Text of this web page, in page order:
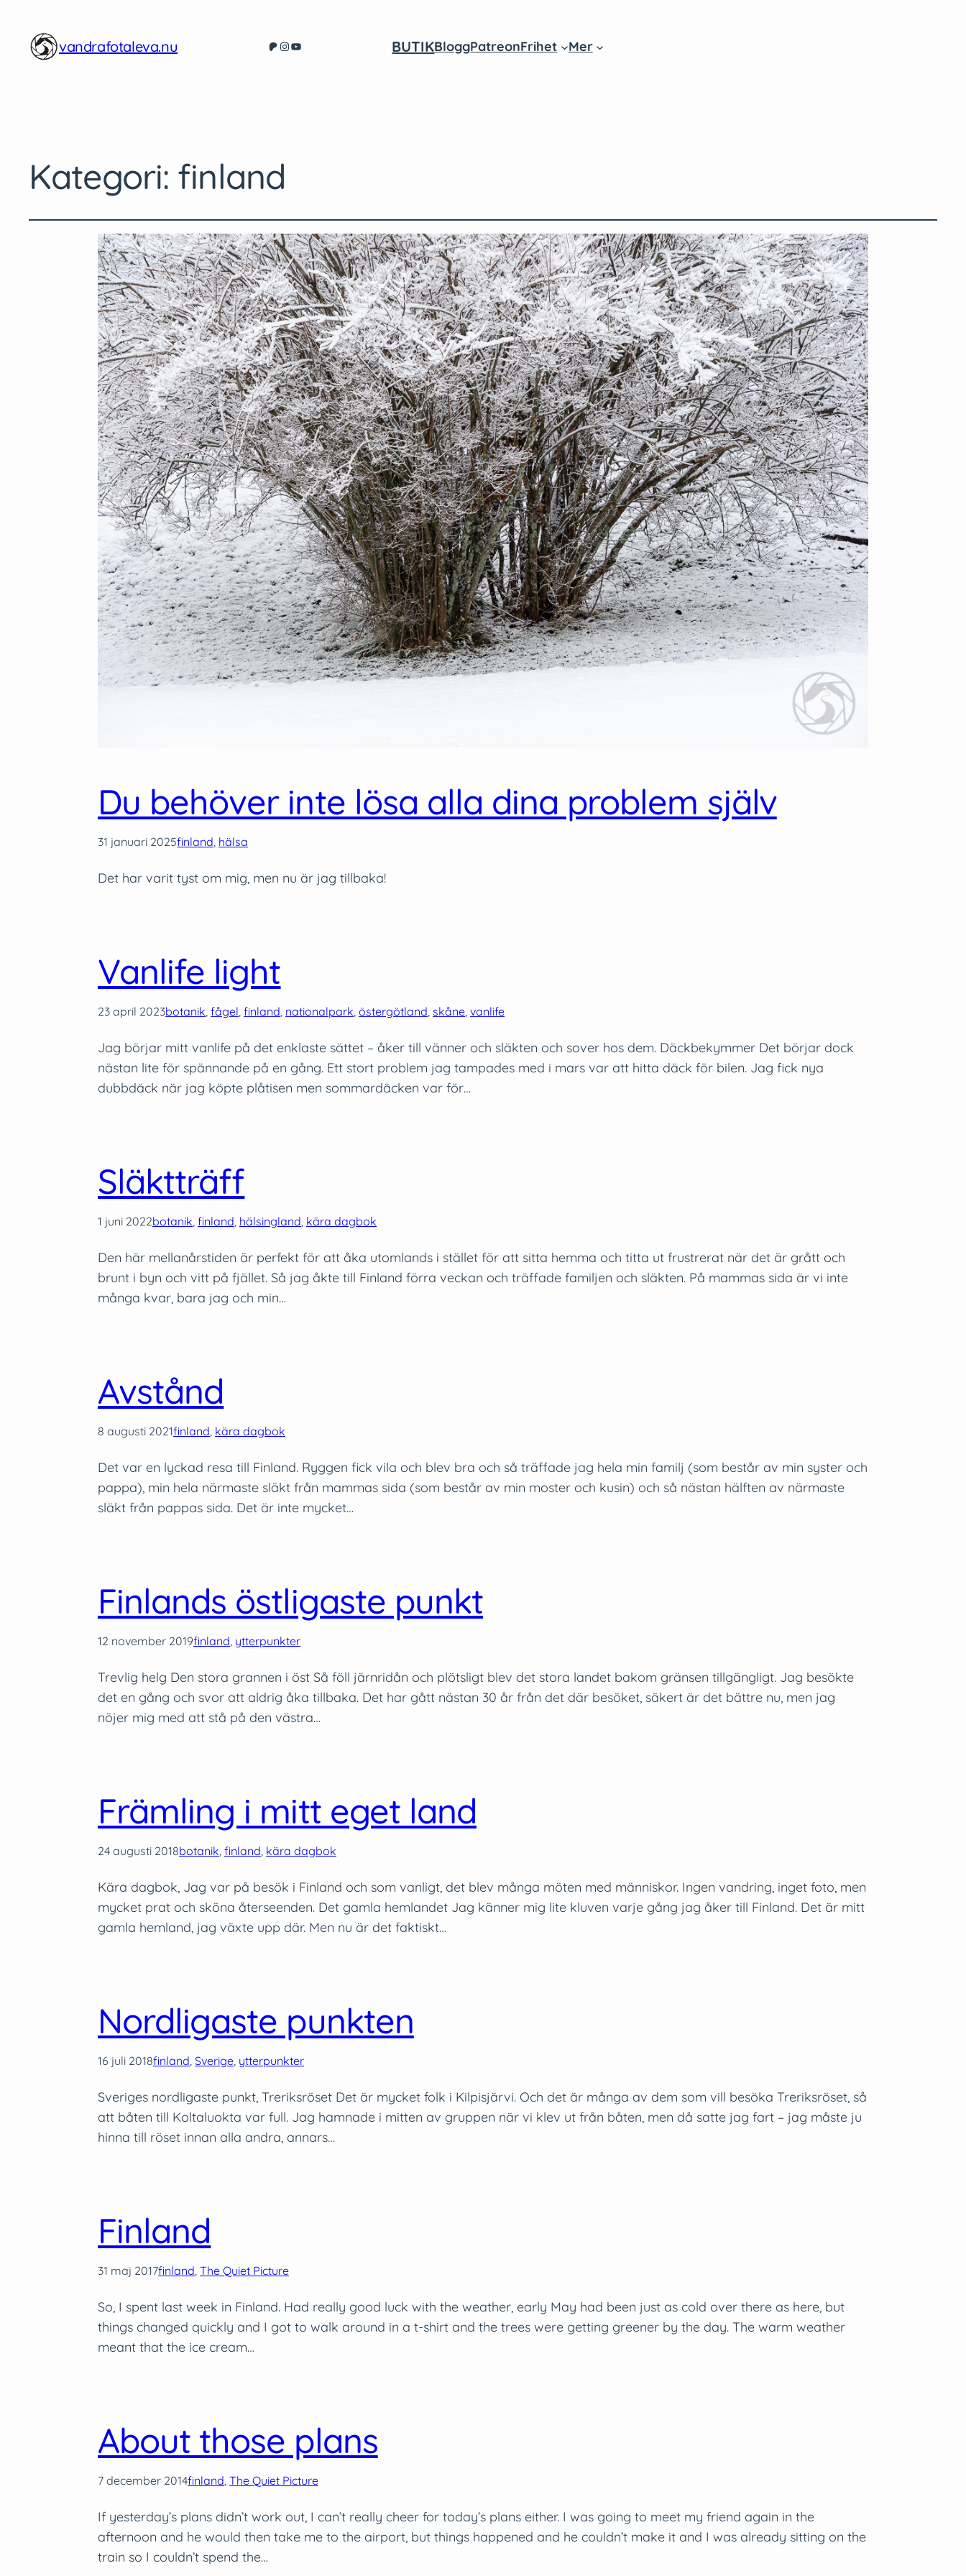
vandrafotaleva.nu Patreon
Instagram
YouTube BUTIKBloggPatreonFrihet Mer
Kategori: finland
Du behöver inte lösa alla dina problem själv
31 januari 2025finland hälsa
Det har varit tyst om mig, men nu är jag tillbaka!
Vanlife light
23 april 2023botanik fågel finland nationalpark östergötland skåne vanlife
Jag börjar mitt vanlife på det enklaste sättet – åker till vänner och släkten och sover hos dem. Däckbekymmer Det börjar dock
nästan lite för spännande på en gång. Ett stort problem jag tampades med i mars var att hitta däck för bilen. Jag fick nya
dubbdäck när jag köpte plåtisen men sommardäcken var för…
Släktträff
1 juni 2022botanik finland hälsingland kära dagbok
Den här mellanårstiden är perfekt för att åka utomlands i stället för att sitta hemma och titta ut frustrerat när det är grått och
brunt i byn och vitt på fjället. Så jag åkte till Finland förra veckan och träffade familjen och släkten. På mammas sida är vi inte
många kvar, bara jag och min…
Avstånd
8 augusti 2021finland kära dagbok
Det var en lyckad resa till Finland. Ryggen fick vila och blev bra och så träffade jag hela min familj (som består av min syster och
pappa), min hela närmaste släkt från mammas sida (som består av min moster och kusin) och så nästan hälften av närmaste
släkt från pappas sida. Det är inte mycket…
Finlands östligaste punkt
12 november 2019finland ytterpunkter
Trevlig helg Den stora grannen i öst Så föll järnridån och plötsligt blev det stora landet bakom gränsen tillgängligt. Jag besökte
det en gång och svor att aldrig åka tillbaka. Det har gått nästan 30 år från det där besöket, säkert är det bättre nu, men jag
nöjer mig med att stå på den västra…
Främling i mitt eget land
24 augusti 2018botanik finland kära dagbok
Kära dagbok, Jag var på besök i Finland och som vanligt, det blev många möten med människor. Ingen vandring, inget foto, men
mycket prat och sköna återseenden. Det gamla hemlandet Jag känner mig lite kluven varje gång jag åker till Finland. Det är mitt
gamla hemland, jag växte upp där. Men nu är det faktiskt…
Nordligaste punkten
16 juli 2018finland Sverige ytterpunkter
Sveriges nordligaste punkt, Treriksröset Det är mycket folk i Kilpisjärvi. Och det är många av dem som vill besöka Treriksröset, så
att båten till Koltaluokta var full. Jag hamnade i mitten av gruppen när vi klev ut från båten, men då satte jag fart – jag måste ju
hinna till röset innan alla andra, annars…
Finland
31 maj 2017finland The Quiet Picture
So, I spent last week in Finland. Had really good luck with the weather, early May had been just as cold over there as here, but
things changed quickly and I got to walk around in a t-shirt and the trees were getting greener by the day. The warm weather
meant that the ice cream…
About those plans
7 december 2014finland The Quiet Picture
If yesterday’s plans didn’t work out, I can’t really cheer for today’s plans either. I was going to meet my friend again in the
afternoon and he would then take me to the airport, but things happened and he couldn’t make it and I was already sitting on the
train so I couldn’t spend the…